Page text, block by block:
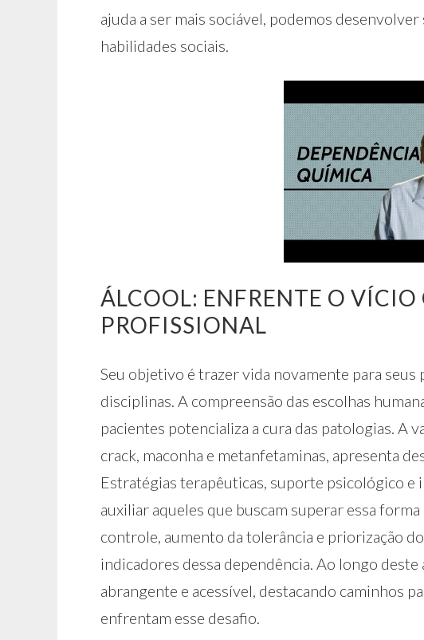
ajuda a ser mais sociável, podemos
habilidades sociais.
ÁLCOOL: ENFRENTE O
PROFISSIONAL
Seu objetivo é trazer vida novamente para seus
disciplinas. A compreensão das escolhas
pacientes potencializa a cura das patologias. A
crack, maconha e metanfetaminas, apresenta
Estratégias terapêuticas, suporte psicológico e
auxiliar aqueles que buscam superar essa
controle, aumento da tolerância e priorização
indicadores dessa dependência. Ao longo
abrangente e acessível, destacando caminhos
enfrentam esse desafio.